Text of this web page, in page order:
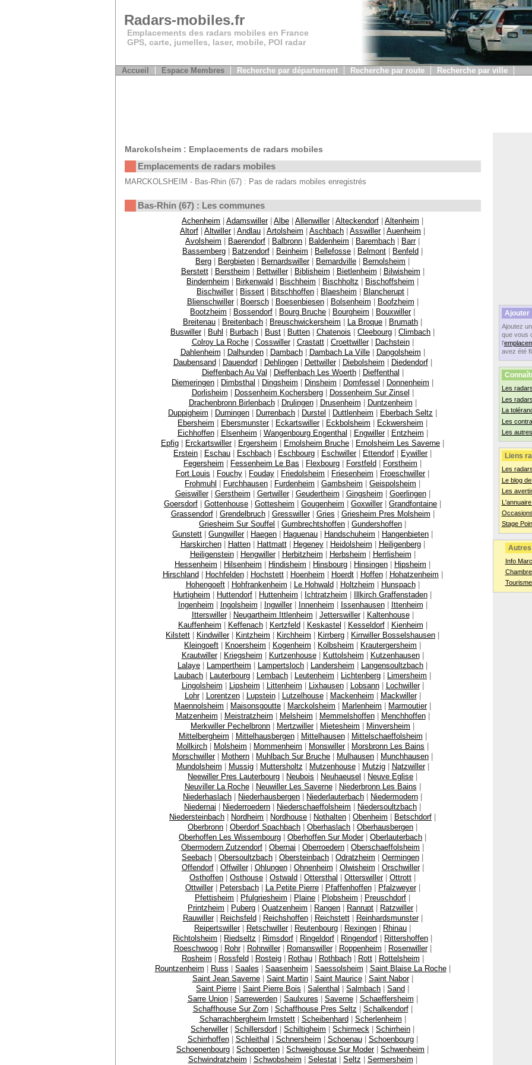
Radars-mobiles.fr
Emplacements des radars mobiles en France
GPS, carte, jumelles, laser, mobile, POI radar
Accueil Espace Membres Recherche par département Recherche par route Recherche par ville
Ajouter
Ajoutez un
que vous
l'
avez été
Les
Les
La
Les
Les
Liens
Les
Le blog
Les
Stage
Info
Marckolsheim : Emplacements de radars mobiles
Emplacements de radars mobiles
MARCKOLSHEIM - Bas-Rhin (67) : Pas de radars mobiles enregistrés
Bas-Rhin (67) : Les communes
Achenheim | Adamswiller| Albe | Allenwiller| Alteckendorf | Altenheim |
Altorf | Altwiller| Andlau | Artolsheim | Aschbach | Asswiller| Auenheim |
Avolsheim | Baerendorf | Balbronn | Baldenheim | Barembach | Barr|
Bassemberg | Batzendorf | Beinheim | Bellefosse | Belmont | Benfeld |
Berg | Bergbieten | Bernardswiller| Bernardville | Bernolsheim |
Berstett| Berstheim | Bettwiller| Biblisheim | Bietlenheim | Bilwisheim |
Bindernheim | Birkenwald | Bischheim | Bischholtz | Bischoffsheim |
Bischwiller| Bissert | Bitschhoffen | Blaesheim | Blancherupt |
Blienschwiller| Boersch| Boesenbiesen| Bolsenheim | Boofzheim |
Bootzheim | Bossendorf | Bourg Bruche | Bourgheim | Bouxwiller|
Breitenau | Breitenbach | Breuschwickersheim | La Broque | Brumath |
Buswiller| Buhl | Burbach | Bust | Butten | Chatenois | Cleebourg | Climbach |
Colroy La Roche| Cosswiller| Crastatt| Croettwiller| Dachstein|
Dahlenheim | Dalhunden| Dambach| Dambach La Ville| Dangolsheim |
Daubensand| Dauendorf| Dehlingen| Dettwiller| Diebolsheim | Diedendorf|
Dieffenbach Au Val | Dieffenbach Les Woerth| Dieffenthal |
Diemeringen | Dimbsthal | Dingsheim | Dinsheim | Domfessel | Donnenheim |
Dorlisheim | Dossenheim Kochersberg| Dossenheim Sur Zinsel |
Drachenbronn Birlenbach| Drulingen| Drusenheim | Duntzenheim |
Duppigheim | Durningen | Durrenbach | Durstel | Duttlenheim | Eberbach Seltz |
Ebersheim | Ebersmunster| Eckartswiller| Eckbolsheim | Eckwersheim |
Eichhoffen| Elsenheim | Wangenbourg Engenthal | Engwiller| Entzheim |
Epfig | Erckartswiller| Ergersheim | Ernolsheim Bruche | Ernolsheim Les Saverne |
Erstein | Eschau | Eschbach | Eschbourg | Eschwiller| Ettendorf | Eywiller|
Fegersheim | Fessenheim Le Bas | Flexbourg | Forstfeld | Forstheim |
Fort Louis | Fouchy | Fouday | Friedolsheim | Friesenheim | Froeschwiller|
Frohmuhl | Furchhausen | Furdenheim | Gambsheim | Geispolsheim |
Geiswiller| Gerstheim | Gertwiller| Geudertheim | Gingsheim | Goerlingen|
Goersdorf | Gottenhouse | Gottesheim | Gougenheim | Goxwiller| Grandfontaine |
Grassendorf| Grendelbruch| Gresswiller| Gries | Griesheim Pres Molsheim |
Griesheim Sur Souffel | Gumbrechtshoffen | Gundershoffen |
Gunstett | Gungwiller| Haegen | Haguenau | Handschuheim | Hangenbieten |
Harskirchen| Hatten| Hattmatt| Hegeney| Heidolsheim | Heiligenberg|
Heiligenstein| Hengwiller| Herbitzheim | Herbsheim | Herrlisheim |
Hessenheim | Hilsenheim | Hindisheim | Hinsbourg | Hinsingen | Hipsheim |
Hirschland| Hochfelden| Hochstett| Hoenheim | Hoerdt| Hoffen| Hohatzenheim |
Hohengoeft| Hohfrankenheim | Le Hohwald| Holtzheim | Hunspach|
Hurtigheim | Huttendorf | Huttenheim | Ichtratzheim | Illkirch Graffenstaden |
Ingenheim | Ingolsheim | Ingwiller| Innenheim | Issenhausen| Ittenheim |
Itterswiller| Neugartheim Ittlenheim | Jetterswiller| Kaltenhouse|
Kauffenheim | Keffenach| Kertzfeld| Keskastel | Kesseldorf| Kienheim |
Kilstett | Kindwiller| Kintzheim | Kirchheim | Kirrberg | Kirrwiller Bosselshausen |
Kleingoeft | Knoersheim | Kogenheim | Kolbsheim | Krautergersheim |
Krautwiller| Kriegsheim | Kurtzenhouse| Kuttolsheim | Kutzenhausen|
Lalaye | Lampertheim | Lampertsloch | Landersheim | Langensoultzbach |
Laubach | Lauterbourg | Lembach | Leutenheim | Lichtenberg | Limersheim |
Lingolsheim | Lipsheim | Littenheim | Lixhausen| Lobsann| Lochwiller|
Lohr| Lorentzen| Lupstein| Lutzelhouse| Mackenheim | Mackwiller|
Maennolsheim | Maisonsgoutte | Marckolsheim | Marlenheim | Marmoutier|
Matzenheim | Meistratzheim | Melsheim | Memmelshoffen| Menchhoffen|
Merkwiller Pechelbronn | Mertzwiller| Mietesheim | Minversheim |
Mittelbergheim | Mittelhausbergen| Mittelhausen| Mittelschaeffolsheim |
Mollkirch | Molsheim | Mommenheim | Monswiller| Morsbronn Les Bains |
Morschwiller| Mothern | Muhlbach Sur Bruche | Mulhausen | Munchhausen |
Mundolsheim | Mussig| Muttersholtz | Mutzenhouse| Mutzig| Natzwiller|
Neewiller Pres Lauterbourg | Neubois | Neuhaeusel | Neuve Eglise |
Neuviller La Roche| Neuwiller Les Saverne| Niederbronn Les Bains |
Niederhaslach | Niederhausbergen | Niederlauterbach | Niedermodern |
Niedernai | Niederroedern | Niederschaeffolsheim | Niedersoultzbach |
Niedersteinbach | Nordheim | Nordhouse | Nothalten | Obenheim | Betschdorf |
Oberbronn | Oberdorf Spachbach | Oberhaslach | Oberhausbergen |
Oberhoffen Les Wissembourg | Oberhoffen Sur Moder| Oberlauterbach |
Obermodern Zutzendorf | Obernai | Oberroedern | Oberschaeffolsheim |
Seebach | Obersoultzbach | Obersteinbach | Odratzheim | Oermingen |
Offendorf| Offwiller| Ohlungen| Ohnenheim | Olwisheim | Orschwiller|
Osthoffen | Osthouse | Ostwald | Ottersthal | Otterswiller| Ottrott |
Ottwiller| Petersbach| La Petite Pierre| Pfaffenhoffen| Pfalzweyer|
Pfettisheim | Pfulgriesheim | Plaine | Plobsheim | Preuschdorf |
Printzheim | Puberg | Quatzenheim | Rangen | Ranrupt | Ratzwiller|
Rauwiller| Reichsfeld| Reichshoffen| Reichstett| Reinhardsmunster|
Reipertswiller| Retschwiller| Reutenbourg | Rexingen | Rhinau |
Richtolsheim | Riedseltz | Rimsdorf | Ringeldorf | Ringendorf | Rittershoffen |
Roeschwoog| Rohr| Rohrwiller| Romanswiller| Roppenheim | Rosenwiller|
Rosheim | Rossfeld| Rosteig| Rothau| Rothbach| Rott| Rottelsheim |
Rountzenheim | Russ | Saales | Saasenheim | Saessolsheim | Saint Blaise La Roche|
Saint Jean Saverne| Saint Martin| Saint Maurice| Saint Nabor|
Saint Pierre | Saint Pierre Bois | Salenthal | Salmbach | Sand |
Sarre Union| Sarrewerden| Saulxures | Saverne| Schaeffersheim |
Schaffhouse Sur Zorn| Schaffhouse Pres Seltz | Schalkendorf|
Scharrachbergheim Irmstett| Scheibenhard| Scherlenheim |
Scherwiller| Schillersdorf | Schiltigheim | Schirmeck | Schirrhein |
Schirrhoffen| Schleithal | Schnersheim | Schoenau| Schoenbourg|
Schoenenbourg | Schopperten | Schweighouse Sur Moder| Schwenheim |
Schwindratzheim | Schwobsheim | Selestat| Seltz | Sermersheim |